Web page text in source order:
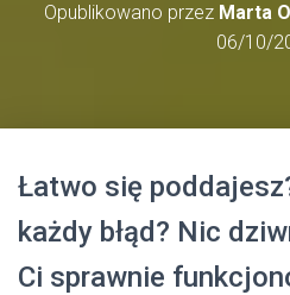
LET Me Go! – Ekspresowa
Opublikowano przez Marta
06/10/
Łatwo się
każdy błąd? Nic
Ci sprawnie